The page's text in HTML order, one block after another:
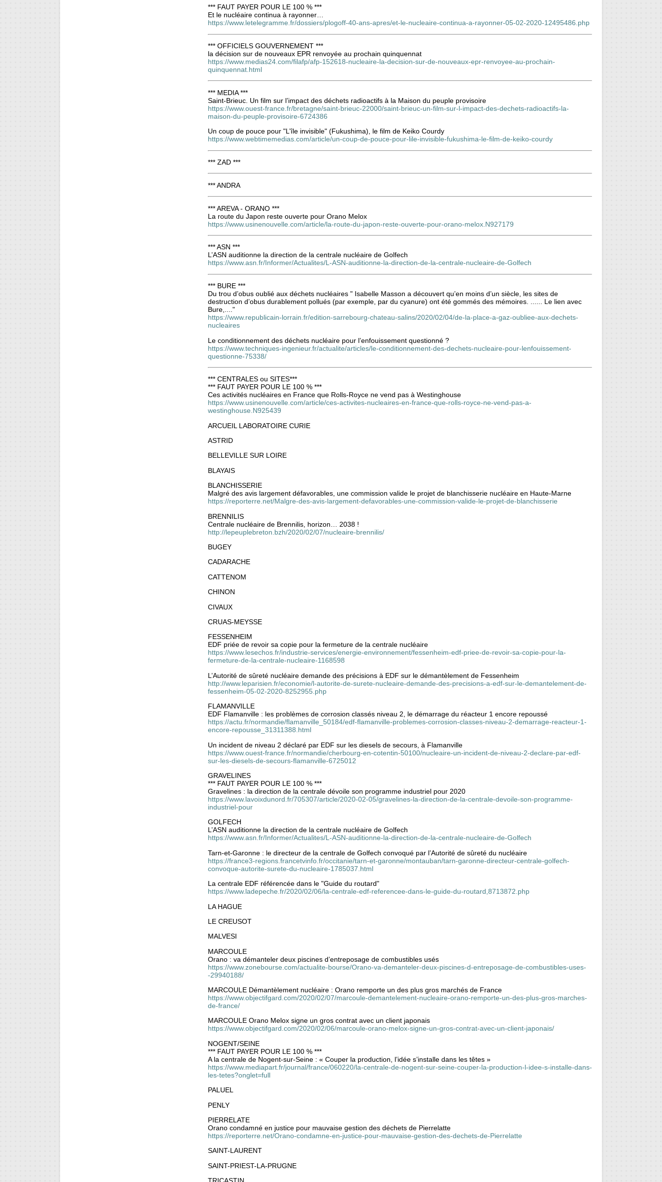
*** FAUT PAYER POUR LE 100 % ***
Et le nucléaire continua à rayonner…
https://www.letelegramme.fr/dossiers/plogoff-40-ans-apres/et-le-nucleaire-continua-a-rayonner-05-02-2020-12495486.php
*** OFFICIELS GOUVERNEMENT ***
la décision sur de nouveaux EPR renvoyée au prochain quinquennat
https://www.medias24.com/filafp/afp-152618-nucleaire-la-decision-sur-de-nouveaux-epr-renvoyee-au-prochain-
quinquennat.html
*** MEDIA ***
Saint-Brieuc. Un film sur l’impact des déchets radioactifs à la Maison du peuple provisoire
https://www.ouest-france.fr/bretagne/saint-brieuc-22000/saint-brieuc-un-film-sur-l-impact-des-dechets-radioactifs-la-
maison-du-peuple-provisoire-6724386
Un coup de pouce pour "L’île invisible" (Fukushima), le film de Keiko Courdy
https://www.webtimemedias.com/article/un-coup-de-pouce-pour-lile-invisible-fukushima-le-film-de-keiko-courdy
*** ZAD ***
*** ANDRA
*** AREVA - ORANO ***
La route du Japon reste ouverte pour Orano Melox
https://www.usinenouvelle.com/article/la-route-du-japon-reste-ouverte-pour-orano-melox.N927179
*** ASN ***
L’ASN auditionne la direction de la centrale nucléaire de Golfech
https://www.asn.fr/Informer/Actualites/L-ASN-auditionne-la-direction-de-la-centrale-nucleaire-de-Golfech
*** BURE ***
Du trou d’obus oublié aux déchets nucléaires " Isabelle Masson a découvert qu’en moins d’un siècle, les sites de
destruction d’obus durablement pollués (par exemple, par du cyanure) ont été gommés des mémoires. ...... Le lien avec
Bure,...."
https://www.republicain-lorrain.fr/edition-sarrebourg-chateau-salins/2020/02/04/de-la-place-a-gaz-oubliee-aux-dechets-
nucleaires
Le conditionnement des déchets nucléaire pour l’enfouissement questionné ?
https://www.techniques-ingenieur.fr/actualite/articles/le-conditionnement-des-dechets-nucleaire-pour-lenfouissement-
questionne-75338/
*** CENTRALES ou SITES***
*** FAUT PAYER POUR LE 100 % ***
Ces activités nucléaires en France que Rolls-Royce ne vend pas à Westinghouse
https://www.usinenouvelle.com/article/ces-activites-nucleaires-en-france-que-rolls-royce-ne-vend-pas-a-
westinghouse.N925439
ARCUEIL LABORATOIRE CURIE
ASTRID
BELLEVILLE SUR LOIRE
BLAYAIS
BLANCHISSERIE
Malgré des avis largement défavorables, une commission valide le projet de blanchisserie nucléaire en Haute-Marne
https://reporterre.net/Malgre-des-avis-largement-defavorables-une-commission-valide-le-projet-de-blanchisserie
BRENNILIS
Centrale nucléaire de Brennilis, horizon… 2038 !
http://lepeuplebreton.bzh/2020/02/07/nucleaire-brennilis/
BUGEY
CADARACHE
CATTENOM
CHINON
CIVAUX
CRUAS-MEYSSE
FESSENHEIM
EDF priée de revoir sa copie pour la fermeture de la centrale nucléaire
https://www.lesechos.fr/industrie-services/energie-environnement/fessenheim-edf-priee-de-revoir-sa-copie-pour-la-
fermeture-de-la-centrale-nucleaire-1168598
L’Autorité de sûreté nucléaire demande des précisions à EDF sur le démantèlement de Fessenheim
http://www.leparisien.fr/economie/l-autorite-de-surete-nucleaire-demande-des-precisions-a-edf-sur-le-demantelement-de-
fessenheim-05-02-2020-8252955.php
FLAMANVILLE
EDF Flamanville : les problèmes de corrosion classés niveau 2, le démarrage du réacteur 1 encore repoussé
https://actu.fr/normandie/flamanville_50184/edf-flamanville-problemes-corrosion-classes-niveau-2-demarrage-reacteur-1-
encore-repousse_31311388.html
Un incident de niveau 2 déclaré par EDF sur les diesels de secours, à Flamanville
https://www.ouest-france.fr/normandie/cherbourg-en-cotentin-50100/nucleaire-un-incident-de-niveau-2-declare-par-edf-
sur-les-diesels-de-secours-flamanville-6725012
GRAVELINES
*** FAUT PAYER POUR LE 100 % ***
Gravelines : la direction de la centrale dévoile son programme industriel pour 2020
https://www.lavoixdunord.fr/705307/article/2020-02-05/gravelines-la-direction-de-la-centrale-devoile-son-programme-
industriel-pour
GOLFECH
L’ASN auditionne la direction de la centrale nucléaire de Golfech
https://www.asn.fr/Informer/Actualites/L-ASN-auditionne-la-direction-de-la-centrale-nucleaire-de-Golfech
Tarn-et-Garonne : le directeur de la centrale de Golfech convoqué par l’Autorité de sûreté du nucléaire
https://france3-regions.francetvinfo.fr/occitanie/tarn-et-garonne/montauban/tarn-garonne-directeur-centrale-golfech-
convoque-autorite-surete-du-nucleaire-1785037.html
La centrale EDF référencée dans le "Guide du routard"
https://www.ladepeche.fr/2020/02/06/la-centrale-edf-referencee-dans-le-guide-du-routard,8713872.php
LA HAGUE
LE CREUSOT
MALVESI
MARCOULE
Orano : va démanteler deux piscines d’entreposage de combustibles usés
https://www.zonebourse.com/actualite-bourse/Orano-va-demanteler-deux-piscines-d-entreposage-de-combustibles-uses-
-29940188/
MARCOULE Démantèlement nucléaire : Orano remporte un des plus gros marchés de France
https://www.objectifgard.com/2020/02/07/marcoule-demantelement-nucleaire-orano-remporte-un-des-plus-gros-marches-
de-france/
MARCOULE Orano Melox signe un gros contrat avec un client japonais
https://www.objectifgard.com/2020/02/06/marcoule-orano-melox-signe-un-gros-contrat-avec-un-client-japonais/
NOGENT/SEINE
*** FAUT PAYER POUR LE 100 % ***
A la centrale de Nogent-sur-Seine : « Couper la production, l’idée s’installe dans les têtes »
https://www.mediapart.fr/journal/france/060220/la-centrale-de-nogent-sur-seine-couper-la-production-l-idee-s-installe-dans-
les-tetes?onglet=full
PALUEL
PENLY
PIERRELATE
Orano condamné en justice pour mauvaise gestion des déchets de Pierrelatte
https://reporterre.net/Orano-condamne-en-justice-pour-mauvaise-gestion-des-dechets-de-Pierrelatte
SAINT-LAURENT
SAINT-PRIEST-LA-PRUGNE